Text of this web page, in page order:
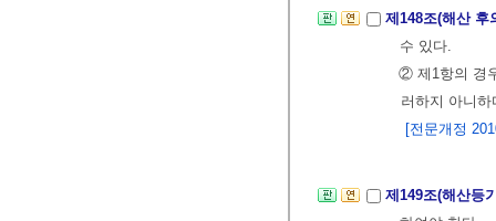
제148조(해산
수 있다.
② 제1항의 경
러하지 아니하
[전문개정
제149조(해산등